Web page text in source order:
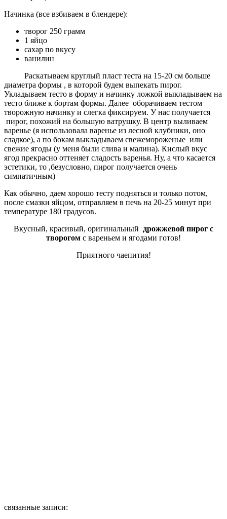
Начинка (все взбиваем в блендере):
творог 250 грамм
1 яйцо
сахар по вкусу
ванилин
Раскатываем круглый пласт теста на 15-20 см больше
диаметра формы , в которой будем выпекать пирог.
Укладываем тесто в форму и начинку ложкой выкладываем на
тесто ближе к бортам формы. Далее оборачиваем тестом
творожную начинку и слегка фиксируем. У нас получается
пирог, похожий на большую ватрушку. В центр выливаем
варенье (я использовала варенье из лесной клубники, оно
сладкое), а по бокам выкладываем свежемороженые или
свежие ягоды (у меня были слива и малина). Кислый вкус
ягод прекрасно оттеняет сладость варенья. Ну, а что касается
эстетики, то ,безусловно, пирог получается очень
симпатичным)
Как обычно, даем хорошо тесту подняться и только потом,
после смазки яйцом, отправляем в печь на 20-25 минут при
температуре 180 градусов.
Вкусный, красивый, оригинальный дрожжевой пирог с
творогом с вареньем и ягодами готов!
Приятного чаепития!
связанные записи: